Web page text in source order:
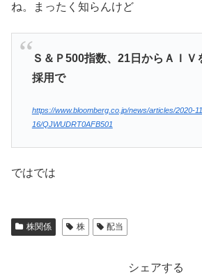
ね。まったく知らんけど
Ｓ＆Ｐ500指数、21日からＡＩ
採用で
https://www.bloomberg.co.jp/news/articles/2020-
16/QJWUDRT0AFB501
ではでは
株関係 株 配当
シェアする